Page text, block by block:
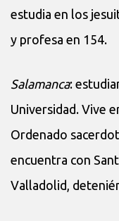
estudia en los
y profesa en 154.
Salamanca:
Universidad. Vive
Ordenado
encuentra con
Valladolid,